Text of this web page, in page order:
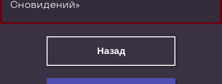
Сновидений»
Назад